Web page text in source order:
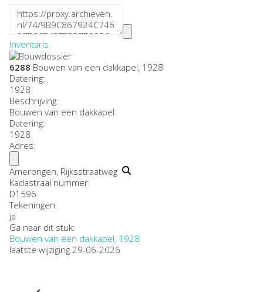
Inventaris
6288 Bouwen van een dakkapel, 1928
Datering:
1928
Beschrijving:
Bouwen van een dakkapel
Datering:
1928
Adres:
Amerongen, Rijksstraatweg
Kadastraal nummer:
D1596
Tekeningen:
ja
Ga naar dit stuk:
Bouwen van een dakkapel, 1928
laatste wijziging 29-06-2026